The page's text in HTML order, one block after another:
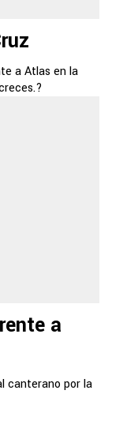
a Atlas en la
a
canterano por la